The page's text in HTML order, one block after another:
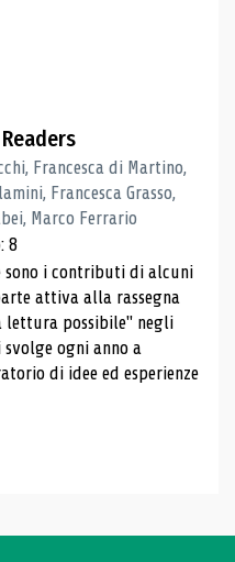
Francesca di Martino,
Francesca Grasso,
Marco Ferrario
8
i contributi di alcuni
attiva alla rassegna
lettura possibile" negli
ogni anno a
di idee ed esperienze